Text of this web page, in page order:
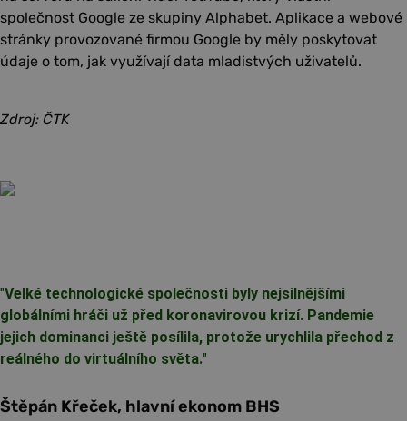
společnost Google ze skupiny Alphabet. Aplikace a webové
stránky provozované firmou Google by měly poskytovat
údaje o tom, jak využívají data mladistvých uživatelů.
Zdroj: ČTK
"Velké technologické společnosti byly nejsilnějšími
globálními hráči už před koronavirovou krizí. Pandemie
jejich dominanci ještě posílila, protože urychlila přechod z
reálného do virtuálního světa."
Štěpán Křeček, hlavní ekonom BHS